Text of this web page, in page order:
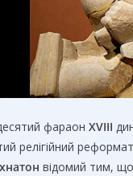
фараон XVIII
релігійний
відомий тим, що